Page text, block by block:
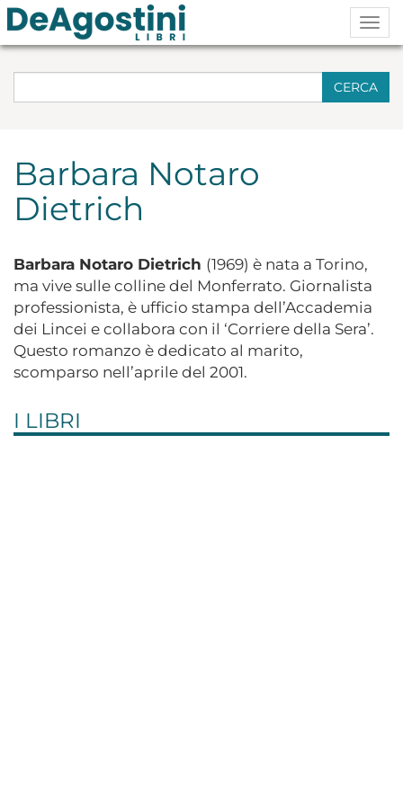
CERCA
Barbara Notaro
Dietrich
Barbara Notaro Dietrich (1969) è nata a Torino,
ma vive sulle colline del Monferrato. Giornalista
professionista, è ufficio stampa dell’Accademia
dei Lincei e collabora con il ‘Corriere della Sera’.
Questo romanzo è dedicato al marito,
scomparso nell’aprile del 2001.
I LIBRI